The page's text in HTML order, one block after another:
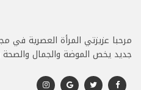
مرحبا عزيزتي المرأة العصرية
جديد يخص الموضة والجمال